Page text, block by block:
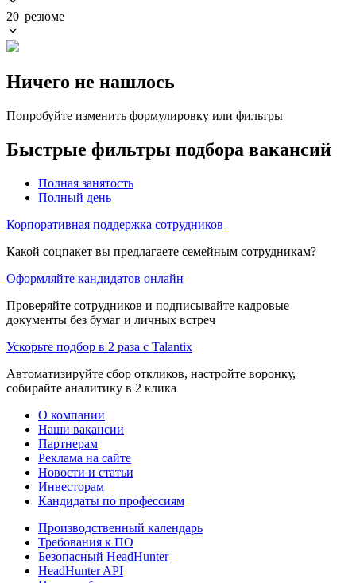
20 резюме
Ничего не нашлось
Попробуйте изменить формулировку или фильтры
Быстрые фильтры подбора вакансий
Полная занятость
Полный день
Корпоративная поддержка сотрудников
Какой соцпакет вы предлагаете семейным сотрудникам?
Оформляйте кандидатов онлайн
Проверяйте сотрудников и подписывайте кадровые
документы без бумаг и личных встреч
Ускорьте подбор в 2 раза с Talantix
Автоматизируйте сбор откликов, настройте воронку,
собирайте аналитику в 2 клика
О компании
Наши вакансии
Партнерам
Реклама на сайте
Новости и статьи
Инвесторам
Кандидаты по профессиям
Производственный календарь
Требования к ПО
Безопасный HeadHunter
HeadHunter API